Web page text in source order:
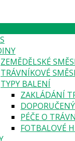
ZEMĚDĚLSKÉ SMĚSI
TRÁVNÍKOVÉ SMĚSI
TYPY BALENÍ
ZAKLÁDÁNÍ
PÉČE O
FOTBALOVÉ